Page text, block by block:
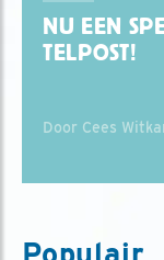
NU EEN
TELPOST!
Door Cees